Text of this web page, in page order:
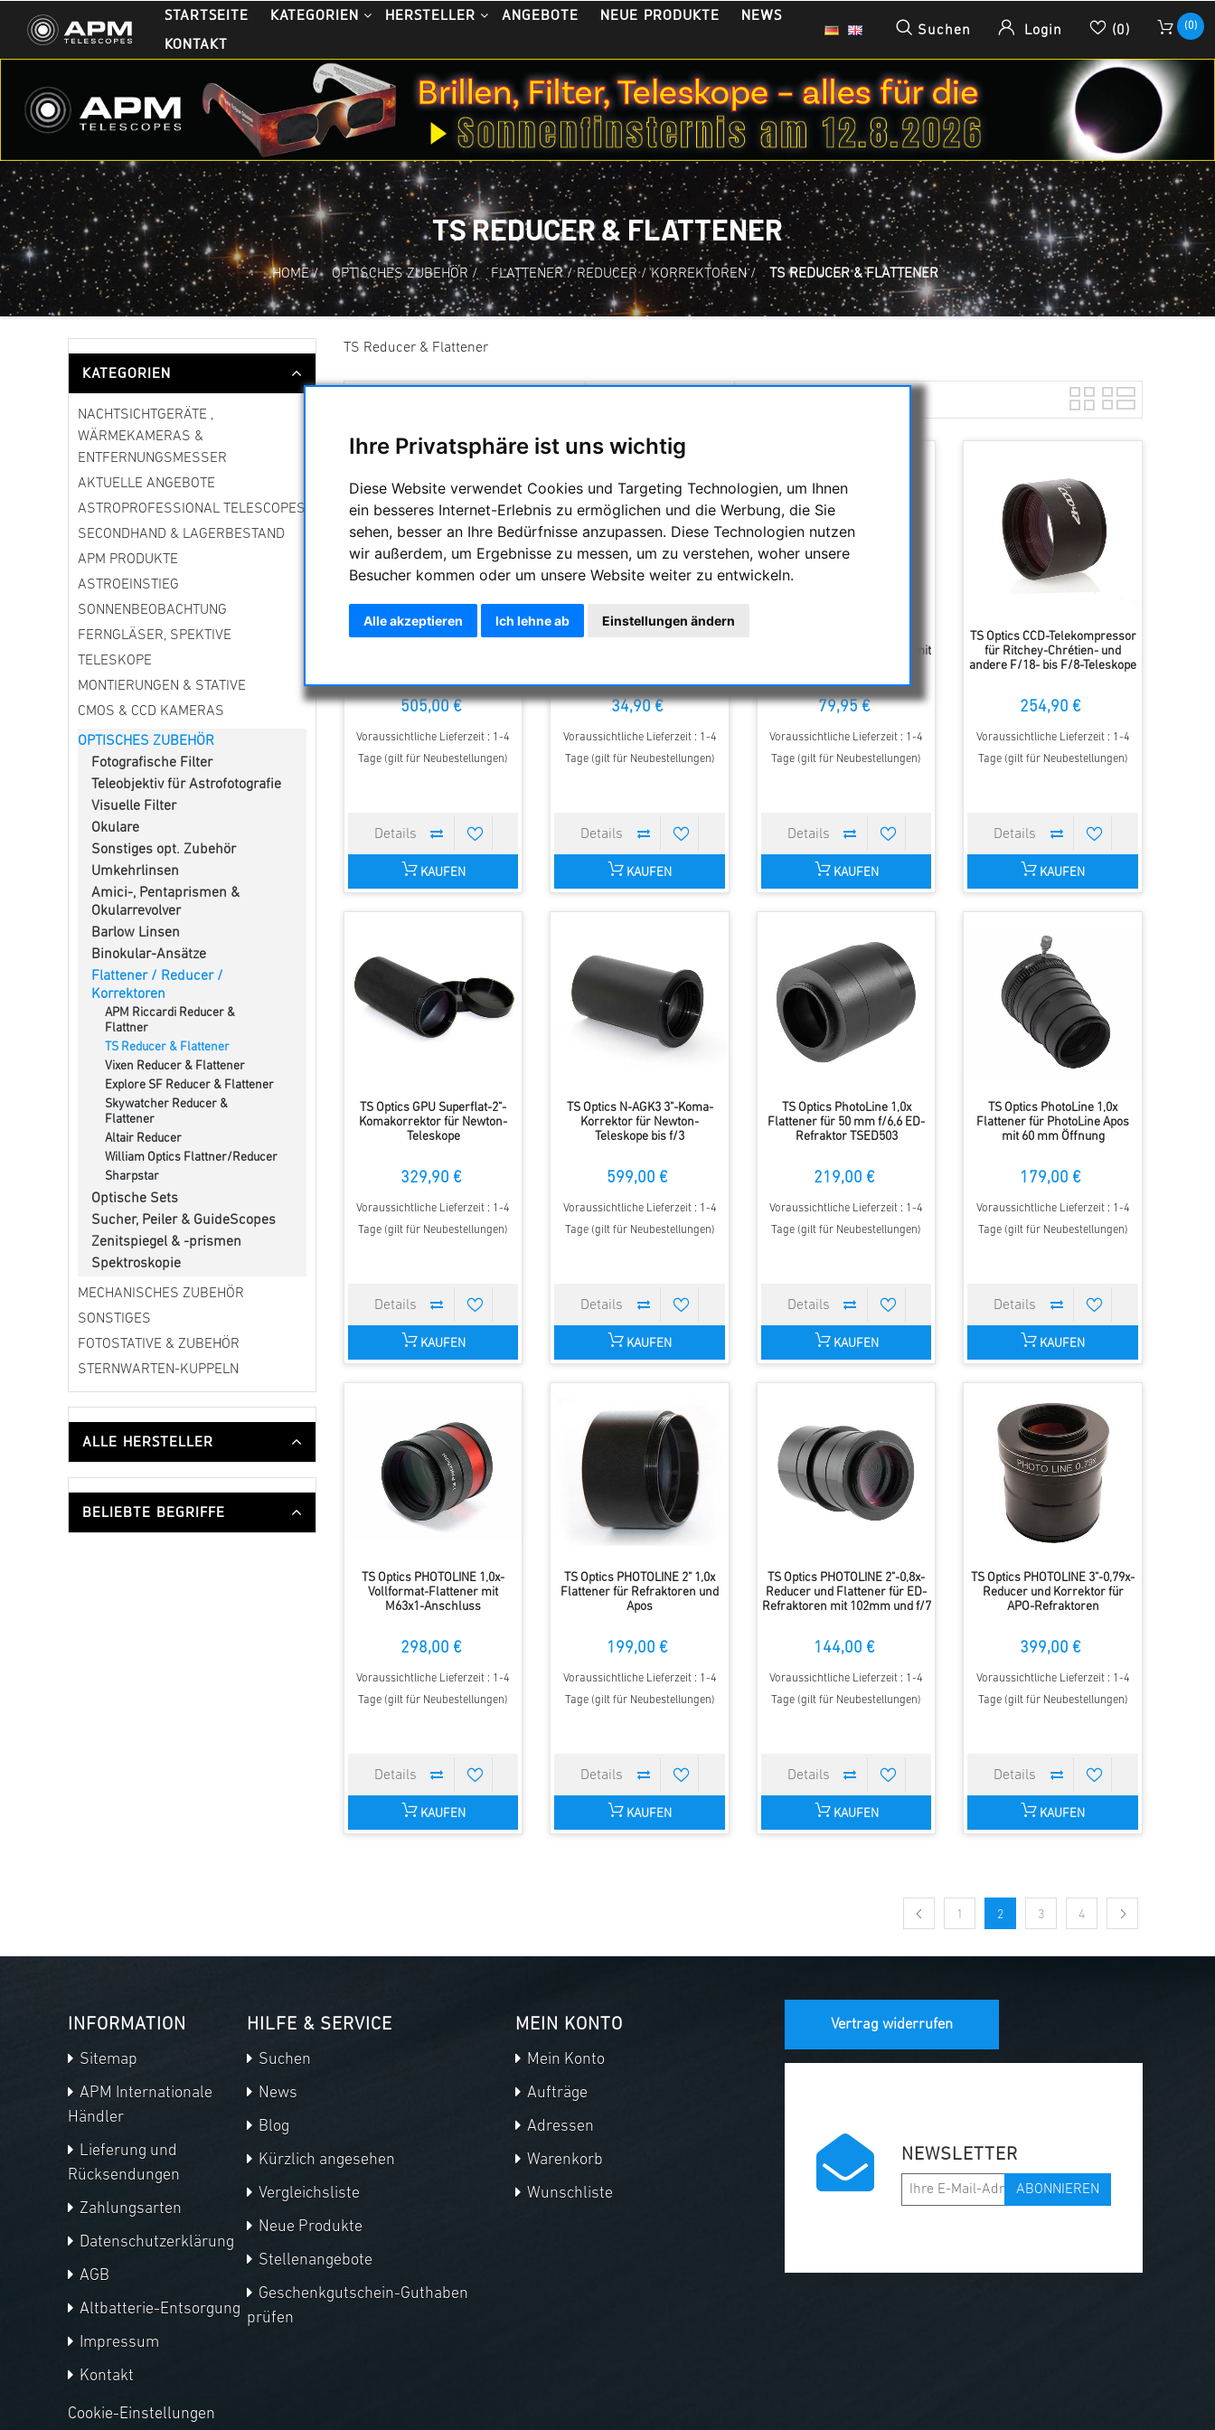
Ihre Privatsphäre ist uns wichtig
Diese Website verwendet Cookies und Targeting Technologien, um Ihnen
ein besseres Internet-Erlebnis zu ermöglichen und die Werbung, die Sie
sehen, besser an Ihre Bedürfnisse anzupassen. Diese Technologien nutzen
wir außerdem, um Ergebnisse zu messen, um zu verstehen, woher unsere
Besucher kommen oder um unsere Website weiter zu entwickeln.
Alle akzeptieren Ich lehne ab Einstellungen ändern
STARTSEITE KATEGORIEN HERSTELLER ANGEBOTE NEUE PRODUKTE
NEWS
KONTAKT
Suchen Login (0) (0)
TS REDUCER & FLATTENER
HOME / OPTISCHES ZUBEHÖR / FLATTENER / REDUCER / KORREKTOREN / TS REDUCER & FLATTENER
KATEGORIEN
NACHTSICHTGERÄTE ,
WÄRMEKAMERAS &
ENTFERNUNGSMESSER
AKTUELLE ANGEBOTE
ASTROPROFESSIONAL TELESCOPES
SECONDHAND & LAGERBESTAND
APM PRODUKTE
ASTROEINSTIEG
SONNENBEOBACHTUNG
FERNGLÄSER, SPEKTIVE
TELESKOPE
MONTIERUNGEN & STATIVE
CMOS & CCD KAMERAS
OPTISCHES ZUBEHÖR
Fotografische Filter
Teleobjektiv für Astrofotografie
Visuelle Filter
Okulare
Sonstiges opt. Zubehör
Umkehrlinsen
Amici-, Pentaprismen &
Okularrevolver
Barlow Linsen
Binokular-Ansätze
Flattener / Reducer /
Korrektoren
APM Riccardi Reducer &
Flattner
TS Reducer & Flattener
Vixen Reducer & Flattener
Explore SF Reducer & Flattener
Skywatcher Reducer &
Flattener
Altair Reducer
William Optics Flattner/Reducer
Sharpstar
Optische Sets
Sucher, Peiler & GuideScopes
Zenitspiegel & -prismen
Spektroskopie
MECHANISCHES ZUBEHÖR
SONSTIGES
FOTOSTATIVE & ZUBEHÖR
STERNWARTEN-KUPPELN
ALLE HERSTELLER
BELIEBTE BEGRIFFE
TS Reducer & Flattener
TS Optics Astrofotografie-Paket
505,00 €
Voraussichtliche Lieferzeit : 1-4
Tage (gilt für Neubestellungen)
KAUFEN
34,90 €
Voraussichtliche Lieferzeit : 1-4
Tage (gilt für Neubestellungen)
KAUFEN
Brennweitenreduzierer 0,5x mit
79,95 €
Voraussichtliche Lieferzeit : 1-4
Tage (gilt für Neubestellungen)
KAUFEN
TS Optics CCD-Telekompressor
für Ritchey-Chrétien- und
andere F/18- bis F/8-Teleskope
254,90 €
Voraussichtliche Lieferzeit : 1-4
Tage (gilt für Neubestellungen)
KAUFEN
TS Optics GPU Superflat-2"-
Komakorrektor für Newton-
Teleskope
329,90 €
Voraussichtliche Lieferzeit : 1-4
Tage (gilt für Neubestellungen)
KAUFEN
TS Optics N-AGK3 3"-Koma-
Korrektor für Newton-
Teleskope bis f/3
599,00 €
Voraussichtliche Lieferzeit : 1-4
Tage (gilt für Neubestellungen)
KAUFEN
TS Optics PhotoLine 1,0x
Flattener für 50 mm f/6,6 ED-
Refraktor TSED503
219,00 €
Voraussichtliche Lieferzeit : 1-4
Tage (gilt für Neubestellungen)
KAUFEN
TS Optics PhotoLine 1,0x
Flattener für PhotoLine Apos
mit 60 mm Öffnung
179,00 €
Voraussichtliche Lieferzeit : 1-4
Tage (gilt für Neubestellungen)
KAUFEN
TS Optics PHOTOLINE 1,0x-
Vollformat-Flattener mit
M63x1-Anschluss
298,00 €
Voraussichtliche Lieferzeit : 1-4
Tage (gilt für Neubestellungen)
KAUFEN
TS Optics PHOTOLINE 2" 1,0x
Flattener für Refraktoren und
Apos
199,00 €
Voraussichtliche Lieferzeit : 1-4
Tage (gilt für Neubestellungen)
KAUFEN
TS Optics PHOTOLINE 2"-0,8x-
Reducer und Flattener für ED-
Refraktoren mit 102mm und f/7
144,00 €
Voraussichtliche Lieferzeit : 1-4
Tage (gilt für Neubestellungen)
KAUFEN
TS Optics PHOTOLINE 3"-0,79x-
Reducer und Korrektor für
APO-Refraktoren
399,00 €
Voraussichtliche Lieferzeit : 1-4
Tage (gilt für Neubestellungen)
KAUFEN
1 2 3 4
INFORMATION
Sitemap
APM Internationale
Händler
Lieferung und
Rücksendungen
Zahlungsarten
Datenschutzerklärung
AGB
Altbatterie-Entsorgung
Impressum
Kontakt
HILFE & SERVICE
Suchen
News
Blog
Kürzlich angesehen
Vergleichsliste
Neue Produkte
Stellenangebote
Geschenkgutschein-Guthaben
prüfen
MEIN KONTO
Mein Konto
Aufträge
Adressen
Warenkorb
Wunschliste
Vertrag widerrufen
NEWSLETTER
ABONNIEREN
Cookie-Einstellungen